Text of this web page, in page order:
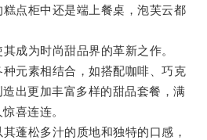
点柜中还是端上餐桌，泡芙云都
为时尚甜品界的革新之作。
元素相结合，如搭配咖啡、巧克
出更加丰富多样的甜品套餐，满
喜连连。
松多汁的质地和独特的口感，